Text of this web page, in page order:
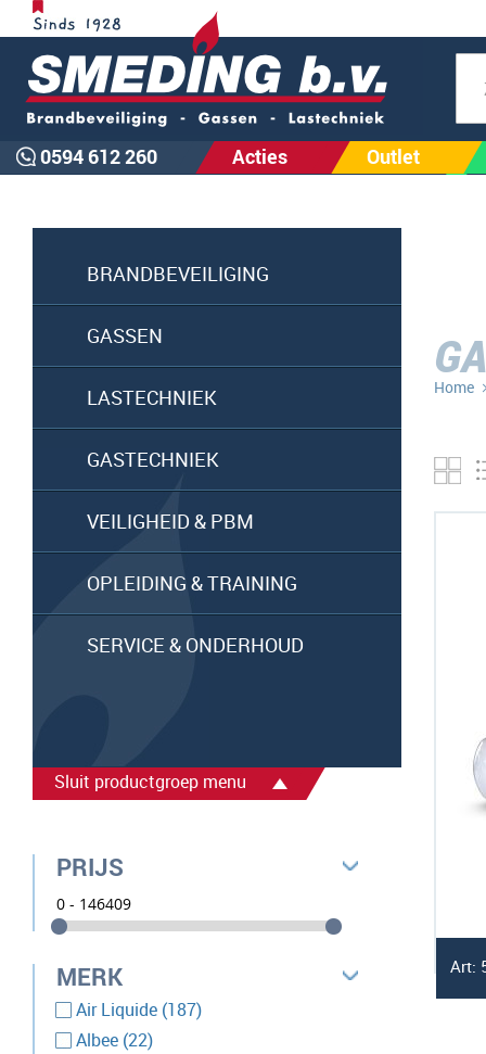
0594 612 260 Acties Outlet
Home
Art:
BRANDBEVEILIGING
GASSEN
LASTECHNIEK
GASTECHNIEK
VEILIGHEID & PBM
OPLEIDING & TRAINING
SERVICE & ONDERHOUD
Sluit productgroep menu
PRIJS
MERK
Air Liquide 187producten
Albee 22producten